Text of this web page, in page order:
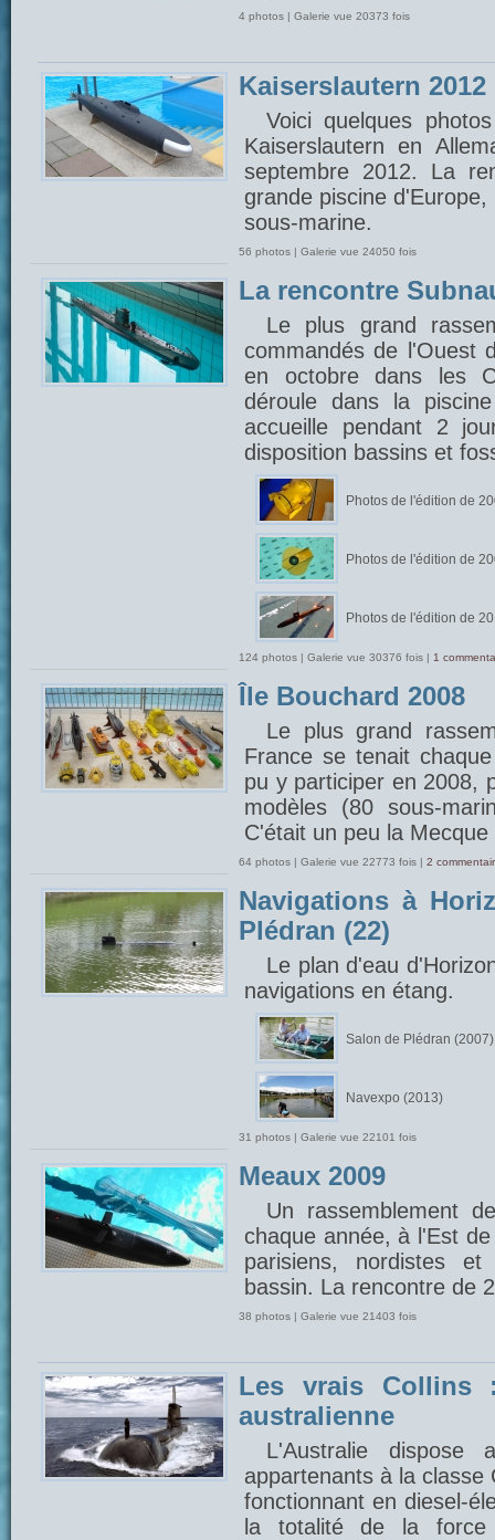
4 photos | Galerie vue 20373 fois
Kaiserslautern 2012
Voici quelques
Kaiserslautern en
septembre 2012. La
grande piscine
sous-marine.
56 photos | Galerie vue 24050 fois
La rencontre
Le plus grand
commandés de l'Ouest
en octobre dans les
déroule dans la
accueille pendant 2
disposition bassins et
Photos de l'édition de
Photos de l'édition de
Photos de l'édition de
124 photos | Galerie vue 30376 fois | 1
Île Bouchard 2008
Le plus grand
France se tenait
pu y participer en 2008,
modèles (80 sous-
C'était un peu la
64 photos | Galerie vue 22773 fois | 2
Navigations à
Plédran (22)
Le plan d'eau
navigations en étang.
Salon de Plédran (2007)
Navexpo (2013)
31 photos | Galerie vue 22101 fois
Meaux 2009
Un rassemblement
chaque année, à l'Est
parisiens, nordistes
bassin. La rencontre de
38 photos | Galerie vue 21403 fois
Les vrais Collins
australienne
L'Australie dispose
appartenants à la classe
fonctionnant en diesel-
la totalité de la force